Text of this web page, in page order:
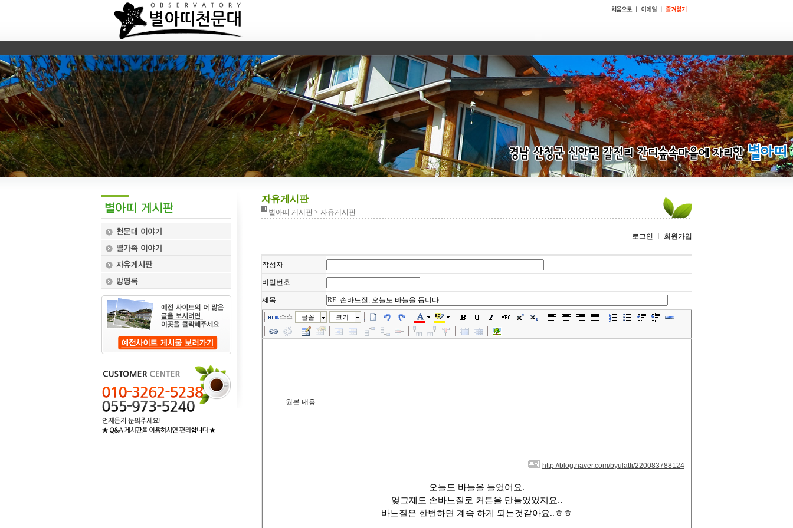
자유게시판
별아띠 게시판 > 자유게시판
로그인 회원가입
작성자
비밀번호
제목
소스 글꼴 크기